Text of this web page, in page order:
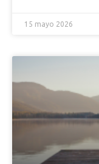
15 mayo 2026